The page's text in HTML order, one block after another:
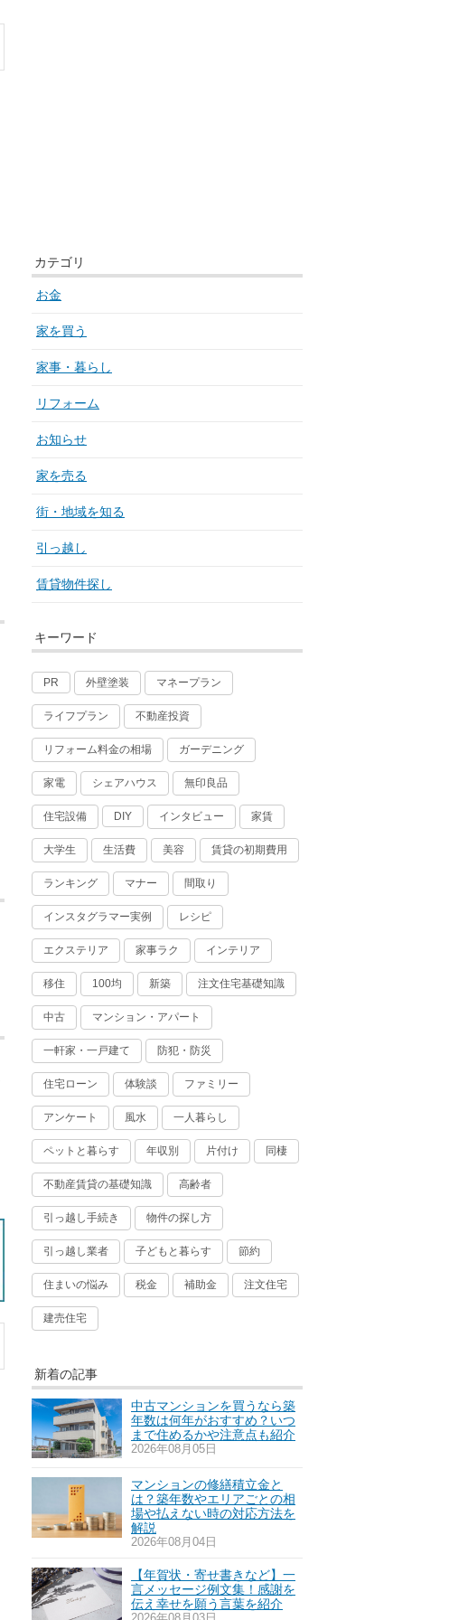
カテゴリ
お金
家を買う
家事・暮らし
リフォーム
お知らせ
家を売る
街・地域を知る
引っ越し
賃貸物件探し
キーワード
PR 外壁塗装 マネープラン
ライフプラン 不動産投資
リフォーム料金の相場 ガーデニング
家電 シェアハウス 無印良品
住宅設備 DIY インタビュー 家賃
大学生 生活費 美容 賃貸の初期費用
ランキング マナー 間取り
インスタグラマー実例 レシピ
エクステリア 家事ラク インテリア
移住 100均 新築 注文住宅基礎知識
中古 マンション・アパート
一軒家・一戸建て 防犯・防災
住宅ローン 体験談 ファミリー
アンケート 風水 一人暮らし
ペットと暮らす 年収別 片付け 同棲
不動産賃貸の基礎知識 高齢者
引っ越し手続き 物件の探し方
引っ越し業者 子どもと暮らす 節約
住まいの悩み 税金 補助金 注文住宅
建売住宅
新着の記事
中古マンションを買うなら築
年数は何年がおすすめ？いつ
まで住めるかや注意点も紹介
2026年08月05日
マンションの修繕積立金と
は？築年数やエリアごとの相
場や払えない時の対応方法を
解説
2026年08月04日
【年賀状・寄せ書きなど】一
言メッセージ例文集！感謝を
伝え幸せを願う言葉を紹介